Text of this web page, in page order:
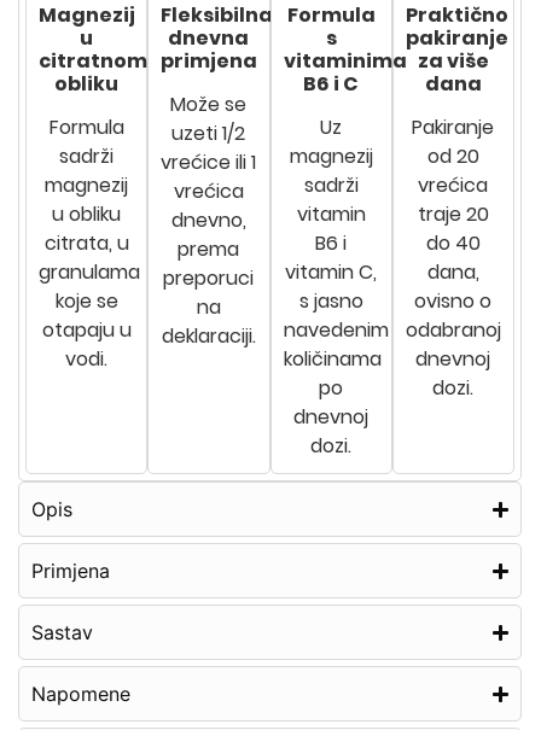
Magnezij
u
citratnom
obliku
Formula
sadrži
magnezij
u obliku
citrata, u
granulama
koje se
otapaju u
vodi.
Fleksibilna
dnevna
primjena
Može se
uzeti 1/2
vrećice ili 1
vrećica
dnevno,
prema
preporuci
na
deklaraciji.
Formula
s
vitaminima
B6 i C
Uz
magnezij
sadrži
vitamin
B6 i
vitamin C,
s jasno
navedenim
količinama
po
dnevnoj
dozi.
Praktično
pakiranje
za više
dana
Pakiranje
od 20
vrećica
traje 20
do 40
dana,
ovisno o
odabranoj
dnevnoj
dozi.
Opis
Primjena
Sastav
Napomene